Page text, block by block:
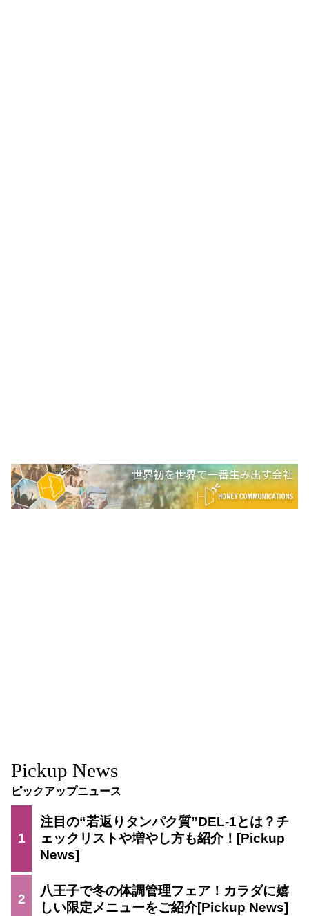
Pickup News
ピックアップニュース
1
注目の“若返りタンパク質”DEL-1とは？チ
ェックリストや増やし方も紹介！
2
八王子で冬の体調管理フェア！カラダに嬉
しい限定メニューをご紹介